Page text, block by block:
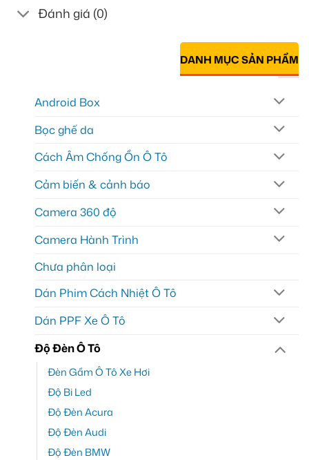
Đánh giá (0)
DANH MỤC SẢN PHẨM
Android Box
Bọc ghế da
Cách Âm Chống Ồn Ô Tô
Cảm biến & cảnh báo
Camera 360 độ
Camera Hành Trình
Chưa phân loại
Dán Phim Cách Nhiệt Ô Tô
Dán PPF Xe Ô Tô
Độ Đèn Ô Tô
Đèn Gầm Ô Tô Xe Hơi
Độ Bi Led
Độ Đèn Acura
Độ Đèn Audi
Độ Đèn BMW